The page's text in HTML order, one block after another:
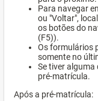
Para navegar
ou "Voltar",
os botões do
(F5)).
Os formulários
somente no
Se tiver
pré-matrícula.
Após a pré-matrícula: